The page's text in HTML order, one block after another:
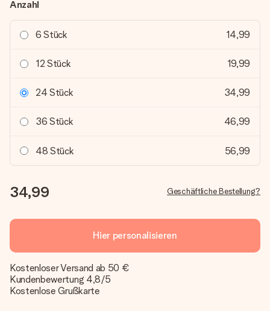
Anzahl
6 Stück 14,99
12 Stück 19,99
24 Stück 34,99
36 Stück 46,99
48 Stück 56,99
34,99 Geschäftliche Bestellung?
Hier personalisieren
Kostenloser Versand ab 50 €
Kundenbewertung 4,8/5
Kostenlose Grußkarte